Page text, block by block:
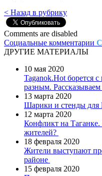
< Назад в рубрику
Comments are disabled
Социальные комментарии
ДРУГИЕ МАТЕРИАЛЫ
10 мая 2020
Taganok.Hot борется
разным.
13 марта 2020
Шарики и стенды для
12 марта 2020
Конфликт на
жителей?
18 февраля 2020
Жители выступают
районе
15 февраля 2020